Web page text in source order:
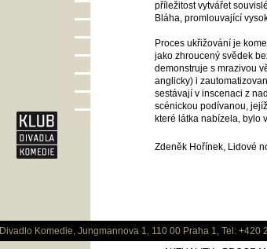
příležitost vytvářet
Bláha, promlouvající
Proces ukřižování je
jako zhroucený svědek
demonstruje s mrazivou
anglicky) i
sestávají v inscenaci z
scénickou podívanou,
které látka nabízela, bylo
Zdeněk Hořínek, Lidové
Divadlo Komedie, Jungmannova 1, 110 00 Praha 1, Tel: